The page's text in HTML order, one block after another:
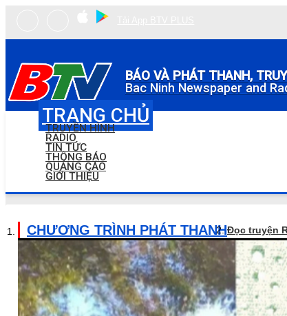
BÁO VÀ PHÁT THANH,
Bac Ninh Newspaper and
TRANG CHỦ
TRUYỀN HÌNH
RADIO
TIN TỨC
THÔNG BÁO
QUẢNG CÁO
GIỚI THIỆU
CHƯƠNG TRÌNH PHÁT THANHĐọc truyện